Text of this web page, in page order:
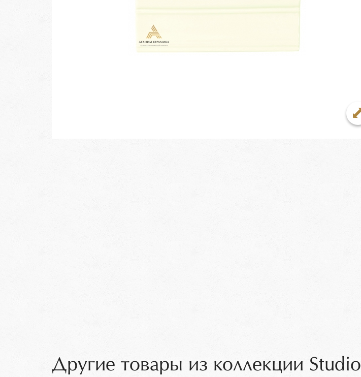
Другие товары из коллекции Studio